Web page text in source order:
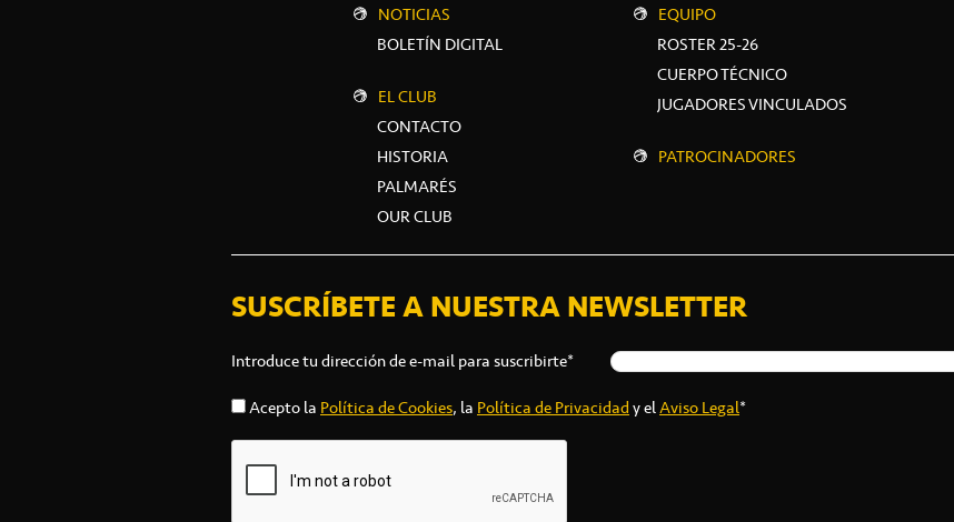
NOTICIAS
BOLETÍN DIGITAL
EL CLUB
CONTACTO
HISTORIA
PALMARÉS
OUR CLUB
EQUIPO
ROSTER 25-26
CUERPO TÉCNICO
JUGADORES VINCULADOS
PATROCINADORES
SUSCRÍBETE A NUESTRA NEWSLETTER
Introduce tu dirección de e-mail para suscribirte*
Acepto laPolítica de Cookies, laPolítica de Privacidady elAviso Legal*